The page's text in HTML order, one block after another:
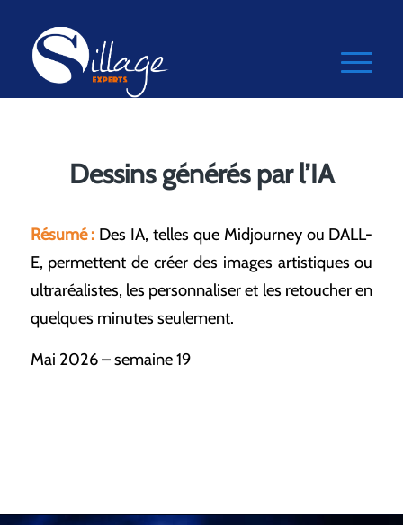
Dessins générés par l’IA
Résumé : Des IA, telles que Midjourney ou DALL-
E, permettent de créer des images artistiques ou
ultraréalistes, les personnaliser et les retoucher en
quelques minutes seulement.
Mai 2026 – semaine 19